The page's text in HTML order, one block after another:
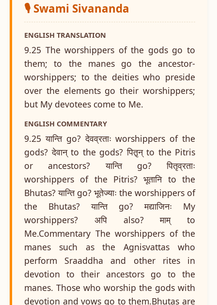
🎙️ Swami Sivananda
ENGLISH TRANSLATION
9.25 The worshippers of the gods go to
them; to the manes go the ancestor-
worshippers; to the deities who preside
over the elements go their worshippers;
but My devotees come to Me.
ENGLISH COMMENTARY
9.25 यान्ति go? देवव्रताः worshippers of the
gods? देवान् to the gods? पितृ़न् to the Pitris
or ancestors? यान्ति go? पितृव्रताः
worshippers of the Pitris? भूतानि to the
Bhutas? यान्ति go? भूतेज्याः the worshippers of
the Bhutas? यान्ति go? मद्याजिनः My
worshippers? अपि also? माम् to
Me.Commentary The worshippers of the
manes such as the Agnisvattas who
perform Sraaddha and other rites in
devotion to their ancestors go to the
manes. Those who worship the gods with
devotion and vows go to them.Bhutas are